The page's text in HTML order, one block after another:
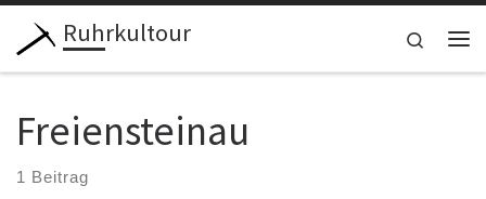
Zum Inhalt springen
Ruhrkultour
Search
Freiensteinau
1 Beitrag